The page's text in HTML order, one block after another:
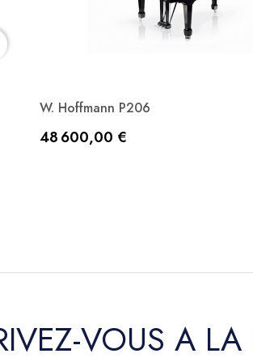
Aperçu rapide
W. Hoffmann P206
Prix
48 600,00 €
VOUS A LA